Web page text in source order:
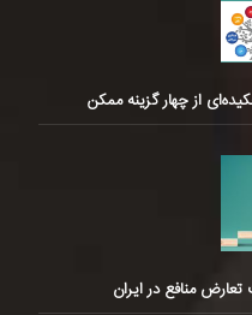
از چهار گزینه ممکن